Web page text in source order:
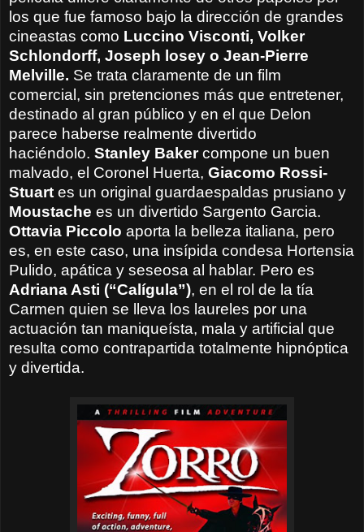
los que fue famoso bajo la dirección de grandes
cineastas como Luccino Visconti, Volker
Schlondorff, Joseph losey o Jean-Pierre
Melville. Se trata claramente de un film
comercial, sin pretenciones más que entretener,
destinado al gran público y en el que Delon
parece haberse realmente divertido
haciéndolo. Stanley Baker compone un buen
malvado, el Coronel Huerta, Giacomo Rossi-
Stuart es un original guardaespaldas prusiano y
Moustache es un divertido Sargento Garcia.
Ottavia Piccolo aporta la belleza italiana, pero
es, en este caso, una insípida condesa Hortensia
Pulido, apática y seseosa al hablar. Pero es
Adriana Asti (“Calígula”), en el rol de la tía
Carmen quien se lleva los laureles por una
actuación tan maniqueísta, mala y artificial que
resulta como contrapartida totalmente hipnóptica
y divertida.